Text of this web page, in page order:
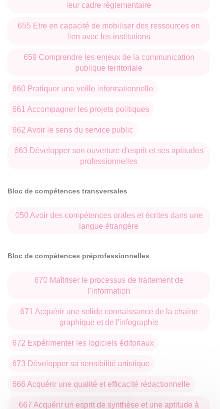
leur cadre règlementaire
655 Etre en capacité de mobiliser des ressources en
lien avec les institutions
659 Comprendre les enjeux de la communication
publique territoriale
660 Pratiquer une veille informationnelle
661 Accompagner les projets politiques
662 Avoir le sens du service public
663 Développer son ouverture d'esprit et ses aptitudes
professionnelles
Bloc de compétences transversales
050 Avoir des compétences orales et écrites dans une
langue étrangère
Bloc de compétences préprofessionnelles
670 Maîtriser le processus de traitement de
l'information
671 Acquérir une solide connaissance de la chaine
graphique et de l'infographie
672 Expérimenter les logiciels éditoriaux
673 Développer sa sensibilité artistique
666 Acquérir une qualité et efficacité rédactionnelle
667 Acquérir un esprit de synthèse et une aptitude à